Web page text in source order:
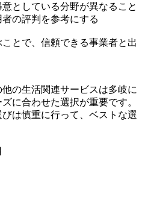
としている分野が異なること
の評判を参考にする
とで、信頼できる事業者と出
の生活関連サービスは多岐に
に合わせた選択が重要です。
は慎重に行って、ベストな選